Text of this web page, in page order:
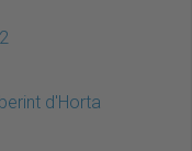
d'Horta